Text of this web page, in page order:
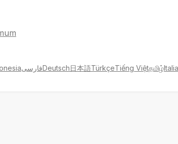
فارسیDeutsch日本語TürkçeTiếng Việtதமிழ்